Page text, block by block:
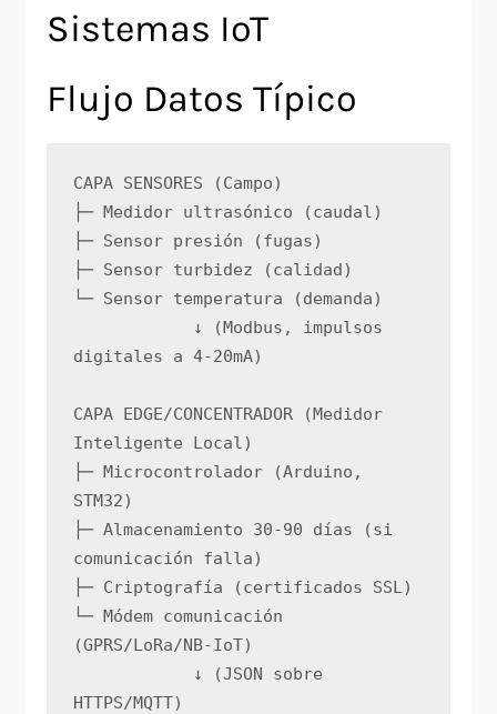
Sistemas IoT
Flujo Datos Típico
CAPA SENSORES (Campo)
├─ Medidor ultrasónico (caudal)
├─ Sensor presión (fugas)
├─ Sensor turbidez (calidad)
└─ Sensor temperatura (demanda)
digitales a 4-20mA)
CAPA EDGE/CONCENTRADOR (Medidor
Inteligente Local)
├─ Microcontrolador (Arduino,
STM32)
├─ Almacenamiento 30-90 días (si
comunicación falla)
├─ Criptografía (certificados SSL)
└─ Módem comunicación
(GPRS/LoRa/NB-IoT)
HTTPS/MQTT)